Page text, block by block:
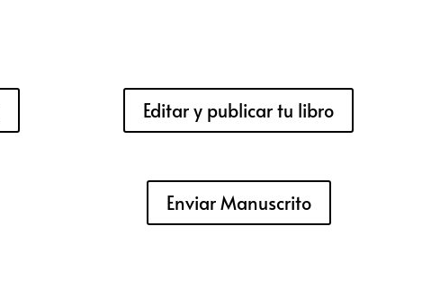
Editar y publicar tu libro
Enviar Manuscrito